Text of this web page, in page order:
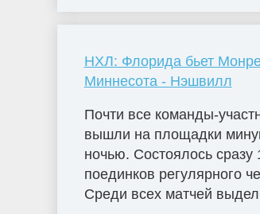
НХЛ: Флорида бьет
Миннесота - Нэшвилл
Почти все команды-
вышли на площадки
ночью. Состоялось сразу
поединков регулярного
Среди всех матчей